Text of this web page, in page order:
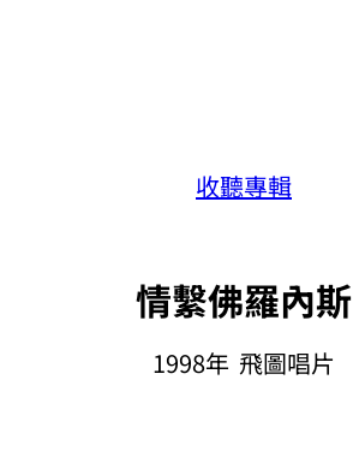
收聽專輯
情繫佛羅內斯
1998年 飛圖唱片